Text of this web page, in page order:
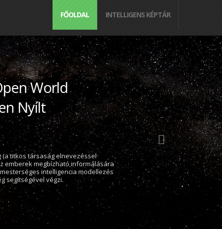
FŐOLDAL INTELLIGENS KÉPTÁR
World
Nyílt
titkos társaság elnevezéssel
emberek megbízható informálására
intelligencia modellezés
segítségével végzi.